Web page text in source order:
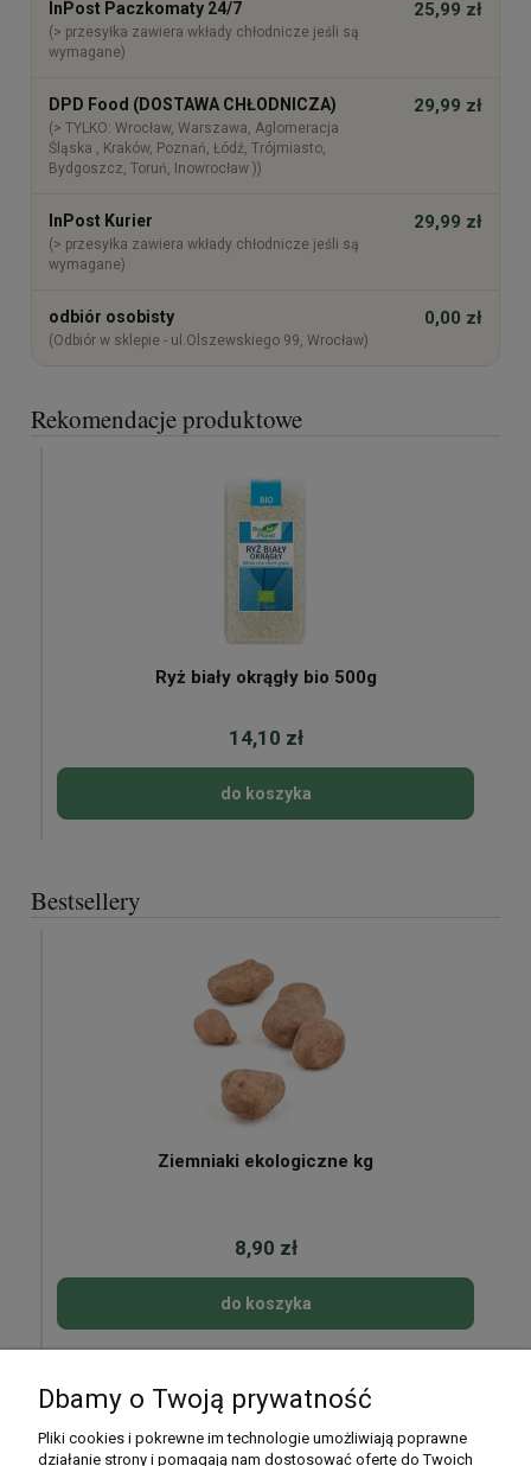
InPost Paczkomaty 24/7
(> przesyłka zawiera wkłady chłodnicze jeśli są
wymagane)
25,99 zł
DPD Food (DOSTAWA CHŁODNICZA)
(> TYLKO: Wrocław, Warszawa, Aglomeracja
Śląska , Kraków, Poznań, Łódź, Trójmiasto,
Bydgoszcz, Toruń, Inowrocław ))
29,99 zł
InPost Kurier
(> przesyłka zawiera wkłady chłodnicze jeśli są
wymagane)
29,99 zł
odbiór osobisty
(Odbiór w sklepie - ul.Olszewskiego 99, Wrocław)
0,00 zł
Rekomendacje produktowe
Ryż biały okrągły bio 500g
14,10 zł
do koszyka
Bestsellery
Ziemniaki ekologiczne kg
8,90 zł
do koszyka
Dbamy o Twoją prywatność
Pliki cookies i pokrewne im technologie umożliwiają poprawne
działanie strony i pomagają nam dostosować ofertę do Twoich